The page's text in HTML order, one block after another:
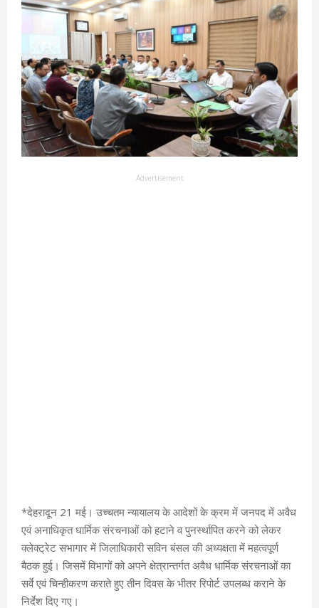
Advertisement
*देहरादून 21 मई। उच्चतम न्यायालय के आदेशों के क्रम में जनपद में अवैध
एवं अनाधिकृत धार्मिक संरचनाओं को हटाने व पुनर्स्थापित करने को लेकर
क्लेक्ट्रेट सभागार में जिलाधिकारी सविन बंसल की अध्यक्षता में महत्वपूर्ण
बैठक हुई। जिसमें विभागों को अपने क्षेत्रान्तर्गत अवैध धार्मिक संरचनाओं का
सर्वे एवं चिन्हीकरण कराते हुए तीन दिवस के भीतर रिपोर्ट उपलब्ध कराने के
निर्देश दिए गए।